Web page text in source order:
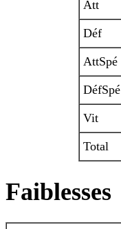
Att
Déf
AttSpé
DéfSpé
Vit
Total
Faiblesses